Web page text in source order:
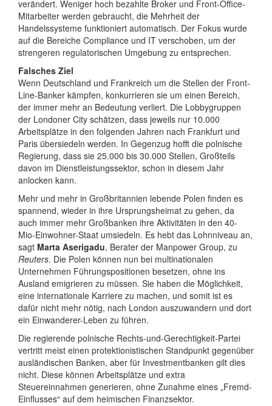
verändert. Weniger hoch bezahlte Broker und Front-Office-
Mitarbeiter werden gebraucht, die Mehrheit der
Handelssysteme funktioniert automatisch. Der Fokus wurde
auf die Bereiche Compliance und IT verschoben, um der
strengeren regulatorischen Umgebung zu entsprechen.
Falsches Ziel
Wenn Deutschland und Frankreich um die Stellen der Front-
Line-Banker kämpfen, konkurrieren sie um einen Bereich,
der immer mehr an Bedeutung verliert. Die Lobbygruppen
der Londoner City schätzen, dass jeweils nur 10.000
Arbeitsplätze in den folgenden Jahren nach Frankfurt und
Paris übersiedeln werden. In Gegenzug hofft die polnische
Regierung, dass sie 25.000 bis 30.000 Stellen, Großteils
davon im Dienstleistungssektor, schon in diesem Jahr
anlocken kann.
Mehr und mehr in Großbritannien lebende Polen finden es
spannend, wieder in ihre Ursprungsheimat zu gehen, da
auch immer mehr Großbanken ihre Aktivitäten in den 40-
Mio-Einwohner-Staat umsiedeln. Es hebt das Lohnniveau an,
sagt Marta Aserigadu, Berater der Manpower Group, zu
Reuters. Die Polen können nun bei multinationalen
Unternehmen Führungspositionen besetzen, ohne ins
Ausland emigrieren zu müssen. Sie haben die Möglichkeit,
eine internationale Karriere zu machen, und somit ist es
dafür nicht mehr nötig, nach London auszuwandern und dort
ein Einwanderer-Leben zu führen.
Die regierende polnische Rechts-und-Gerechtigkeit-Partei
vertritt meist einen protektionistischen Standpunkt gegenüber
ausländischen Banken, aber für Investmentbanken gilt dies
nicht. Diese können Arbeitsplätze und extra
Steuereinnahmen generieren, ohne Zunahme eines „Fremd-
Einflusses“ auf dem heimischen Finanzsektor.